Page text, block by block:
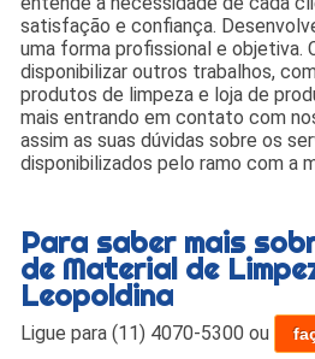
satisfação e confiança.
uma forma profissional e objetiva.
disponibilizar outros trabalhos,
produtos de limpeza e loja de
mais entrando em contato com
assim as suas dúvidas sobre os
disponibilizados pelo ramo com a
Para saber mais
de Material de
Leopoldina
Ligue para(11) 4070-5300 ou